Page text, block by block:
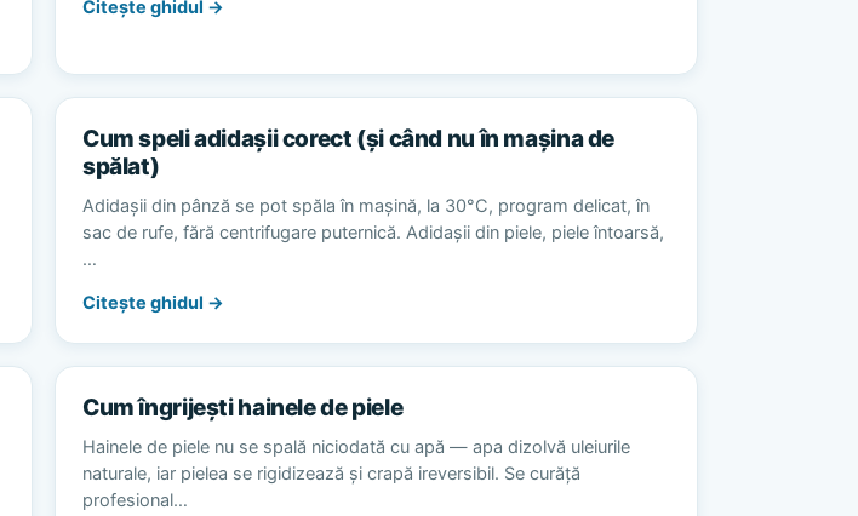
Citește ghidul →
Cum speli adidașii corect (și când nu în mașina de
spălat)
Adidașii din pânză se pot spăla în mașină, la 30°C, program delicat, în
sac de rufe, fără centrifugare puternică. Adidașii din piele, piele întoarsă,
…
Citește ghidul →
Cum îngrijești hainele de piele
Hainele de piele nu se spală niciodată cu apă — apa dizolvă uleiurile
naturale, iar pielea se rigidizează și crapă ireversibil. Se curăță
profesional…